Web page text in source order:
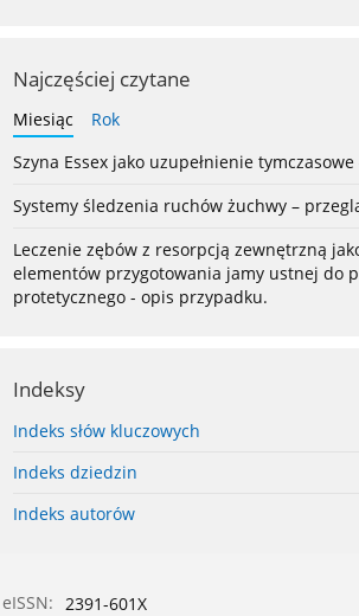
Najczęściej czytane
Miesiąc
Rok
Szyna Essex jako uzupełnienie
Systemy śledzenia ruchów żuchwy –
Leczenie zębów z resorpcją zewnętrzną
elementów przygotowania jamy ustnej do
protetycznego - opis przypadku.
Indeksy
Indeks słów kluczowych
Indeks dziedzin
Indeks autorów
eISSN: 2391-601X